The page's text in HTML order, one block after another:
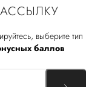
выберите тип
баллов